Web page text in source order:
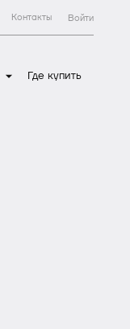
Контакты Войти
Где купить